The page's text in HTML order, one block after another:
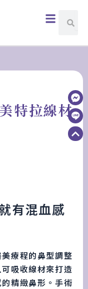
選
單
尋
特拉線材
有混血感
療程的鼻型調整
吸收線材來打造
精緻鼻形。手術